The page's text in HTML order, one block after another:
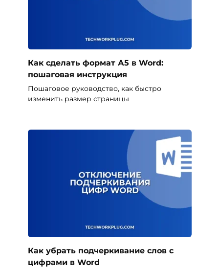
Как сделать формат А5 в Word:
пошаговая инструкция
Пошаговое руководство, как быстро
изменить размер страницы
Как убрать подчеркивание слов с
цифрами в Word